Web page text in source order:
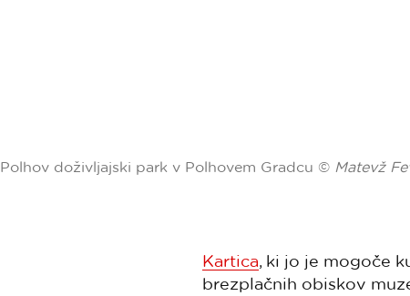
Polhov doživljajski park v Polhovem Gradcu © Matevž
Kartica, ki jo je mogoče
brezplačnih obiskov